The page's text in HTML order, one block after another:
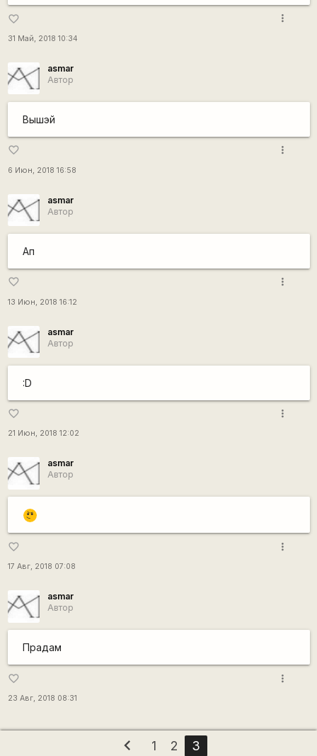
favorite_border
31 Май, 2018 10:34
more_vert
asmar
Автор
Вышэй
favorite_border
6 Июн, 2018 16:58
more_vert
asmar
Автор
Ап
favorite_border
13 Июн, 2018 16:12
more_vert
asmar
Автор
:D
favorite_border
21 Июн, 2018 12:02
more_vert
asmar
Автор
\m
/
favorite_border
17 Авг, 2018 07:08
more_vert
asmar
Автор
Прадам
favorite_border
23 Авг, 2018 08:31
more_vert
chevron_left 1 2 3